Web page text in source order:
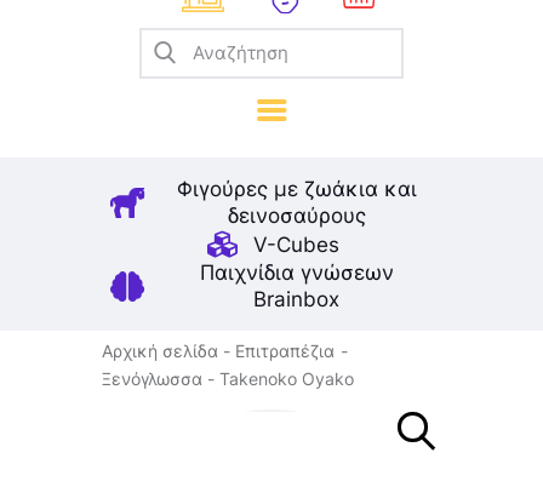
Φιγούρες με ζωάκια και
δεινοσαύρους
V-Cubes
Παιχνίδια γνώσεων
Brainbox
Καλλιτεχνικά
Μοντελισμός
Βιβλία
Παιχνίδια Ρόλων
Αρχική σελίδα
Επιτραπέζια
Ξενόγλωσσα
Takenoko Oyako